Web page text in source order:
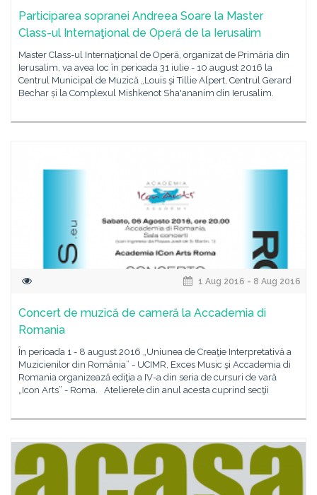
Participarea sopranei Andreea Soare la Master
Class-ul Internaţional de Operă de la Ierusalim
Master Class-ul Internaţional de Operă, organizat de Primăria din
Ierusalim, va avea loc în perioada 31 iulie - 10 august 2016 la
Centrul Municipal de Muzică „Louis şi Tillie Alpert, Centrul Gerard
Bechar și la Complexul Mishkenot Sha'ananim din Ierusalim.
1 Aug 2016 - 8 Aug 2016
Concert de muzică de cameră la Accademia di
Romania
În perioada 1 - 8 august 2016 „Uniunea de Creaţie Interpretativă a
Muzicienilor din România” - UCIMR, Exces Music şi Accademia di
Romania organizează ediţia a IV-a din seria de cursuri de vară
„Icon Arts” - Roma. Atelierele din anul acesta cuprind secţii